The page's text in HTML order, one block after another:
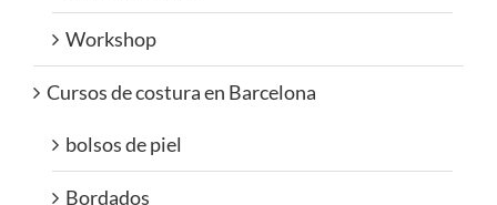
Workshop
Cursos de costura en Barcelona
bolsos de piel
Bordados